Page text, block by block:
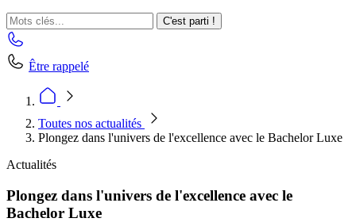
C'est parti !
Être rappelé
Toutes nos actualités
Plongez dans l'univers de l'excellence avec le Bachelor Luxe
Actualités
Plongez dans l'univers de l'excellence avec le
Bachelor Luxe